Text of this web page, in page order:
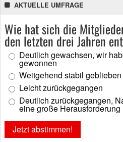
AKTUELLE UMFRAGE
Wie hat sich die
den letzten drei Jahren
Deutlich gewachsen, wir
gewonnen
Weitgehend stabil geblieben
Leicht zurückgegangen
Deutlich zurückgegangen,
eine große Herausforderung